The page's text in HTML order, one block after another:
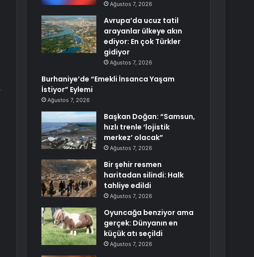
Ağustos 7, 2026
Avrupa’da ucuz tatil
arayanlar ülkeye akın
ediyor: En çok Türkler
gidiyor
Ağustos 7, 2026
Burhaniye’de “Emekli İnsanca Yaşam
İstiyor” Eylemi
Ağustos 7, 2026
Başkan Doğan: “Samsun,
hızlı trenle ‘lojistik
merkez’ olacak”
Ağustos 7, 2026
Bir şehir resmen
haritadan silindi: Halk
tahliye edildi
Ağustos 7, 2026
Oyuncağa benziyor ama
gerçek: Dünyanın en
küçük atı seçildi
Ağustos 7, 2026